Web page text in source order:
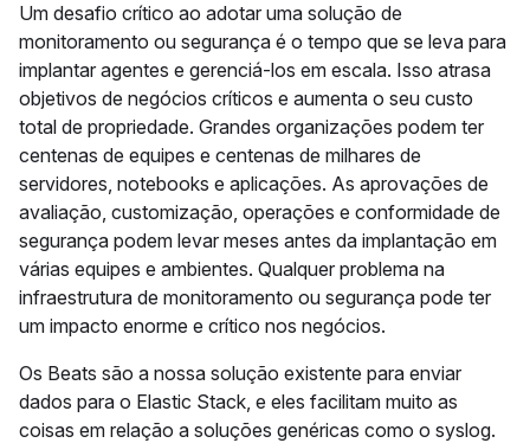
Um desafio crítico ao adotar uma solução de
monitoramento ou segurança é o tempo que se leva para
implantar agentes e gerenciá-los em escala. Isso atrasa
objetivos de negócios críticos e aumenta o seu custo
total de propriedade. Grandes organizações podem ter
centenas de equipes e centenas de milhares de
servidores, notebooks e aplicações. As aprovações de
avaliação, customização, operações e conformidade de
segurança podem levar meses antes da implantação em
várias equipes e ambientes. Qualquer problema na
infraestrutura de monitoramento ou segurança pode ter
um impacto enorme e crítico nos negócios.
Os Beats são a nossa solução existente para enviar
dados para o Elastic Stack, e eles facilitam muito as
coisas em relação a soluções genéricas como o syslog.